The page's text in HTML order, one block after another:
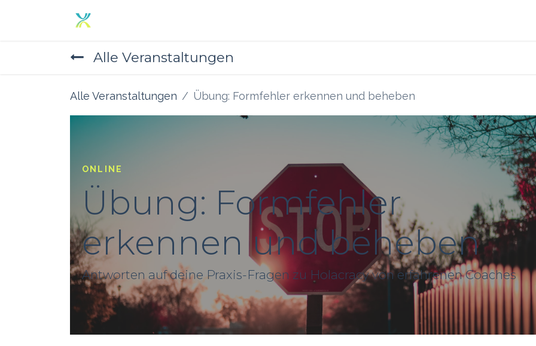
Alle Veranstaltungen
Alle Veranstaltungen Übung: Formfehler erkennen und beheben
ONLINE
Übung: Formfehler
erkennen und beheben
Antworten auf deine Praxis-Fragen zu Holacracy von erfahrenen Coaches